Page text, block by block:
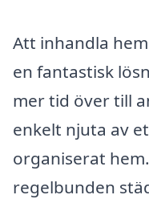
Att inhandla
en fantastisk
mer tid över till
enkelt njuta av
organiserat
regelbunden